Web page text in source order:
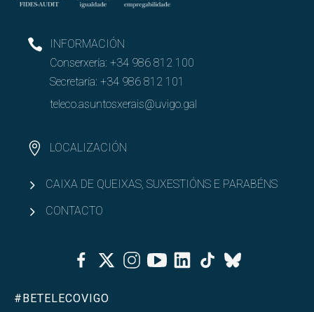
INFORMACIÓN
Conserxería: +34 986 812 100
Secretaría: +34 986 812 101
teleco.asuntosxerais@uvigo.gal
LOCALIZACIÓN
CAIXA DE QUEIXAS, SUXESTIÓNS E PARABÉNS
CONTACTO
FacebookTwitterInstagramYoutubeLinkedinTiktok
Bluesky
#BETELECOVIGO